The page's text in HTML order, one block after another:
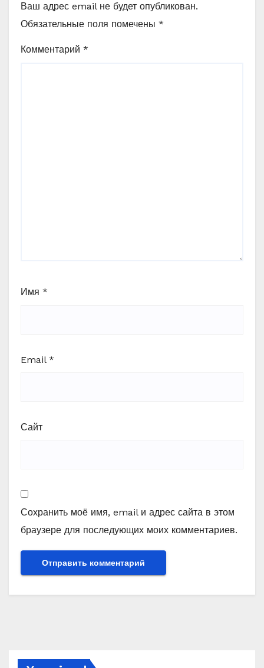
Ваш адрес email не будет опубликован.
Обязательные поля помечены *
Комментарий *
Имя *
Email *
Сайт
Сохранить моё имя, email и адрес сайта в этом
браузере для последующих моих комментариев.